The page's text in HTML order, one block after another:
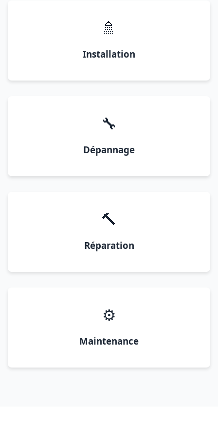
🚿
Installation
🔧
Dépannage
🔨
Réparation
⚙️
Maintenance